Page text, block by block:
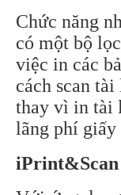
Chức năng
có một bộ
việc in các
cách scan
thay vì in tài
lãng phí
iPrint&Scan